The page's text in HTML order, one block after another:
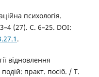
психологія.
(27). С. 6–25. DOI:
.
відновлення
практ. посіб. / Т.